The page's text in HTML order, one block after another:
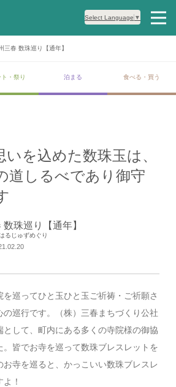
Select Language ▼
三春 数珠巡り【通年】
・祭り 泊まる 食べる・買う
を込めた数珠玉は、
道しるべであり御守
珠巡り【通年】
るじゅずめぐり
を巡ってひと玉ひと玉ご祈祷・ご祈願さ
の巡行です。（株）三春まちづくり公社
して、町内にある多くの寺院様の御協
。皆でお寺を巡って数珠ブレスレットを
寺を巡ると、かっこいい数珠ブレスレ
！